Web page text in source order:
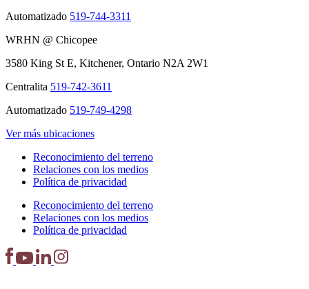
Automatizado 519-744-3311
WRHN @ Chicopee
3580 King St E, Kitchener, Ontario N2A 2W1
Centralita 519-742-3611
Automatizado 519-749-4298
Ver más ubicaciones
Reconocimiento del terreno
Relaciones con los medios
Política de privacidad
Reconocimiento del terreno
Relaciones con los medios
Política de privacidad